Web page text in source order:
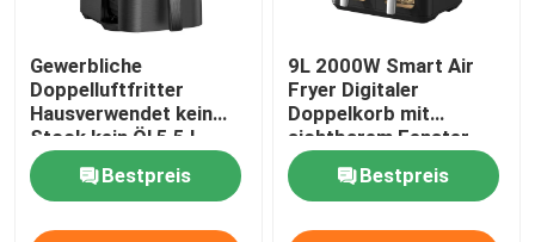
Bitte um ein Angebot
Digitale Luftbrenner
Luft-Bratpfannen-Öfen
Gewerbliche
Doppelluftfritter
Hausverwendet kein
Stock kein Öl 5,5 L
Bestpreis
9L 2000W Smart Air
Fryer Digitaler
Doppelkorb mit
sichtbarem Fenster
Bestpreis